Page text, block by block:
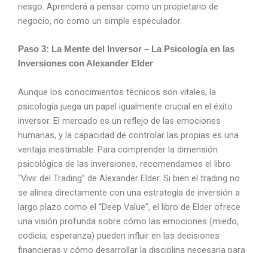
riesgo. Aprenderá a pensar como un propietario de
negocio, no como un simple especulador.
Paso 3: La Mente del Inversor – La Psicología en las
Inversiones con Alexander Elder
Aunque los conocimientos técnicos son vitales, la
psicología juega un papel igualmente crucial en el éxito
inversor. El mercado es un reflejo de las emociones
humanas, y la capacidad de controlar las propias es una
ventaja inestimable. Para comprender la dimensión
psicológica de las inversiones, recomendamos el libro
“Vivir del Trading” de Alexander Elder. Si bien el trading no
se alinea directamente con una estrategia de inversión a
largo plazo como el “Deep Value”, el libro de Elder ofrece
una visión profunda sobre cómo las emociones (miedo,
codicia, esperanza) pueden influir en las decisiones
financieras y cómo desarrollar la disciplina necesaria para